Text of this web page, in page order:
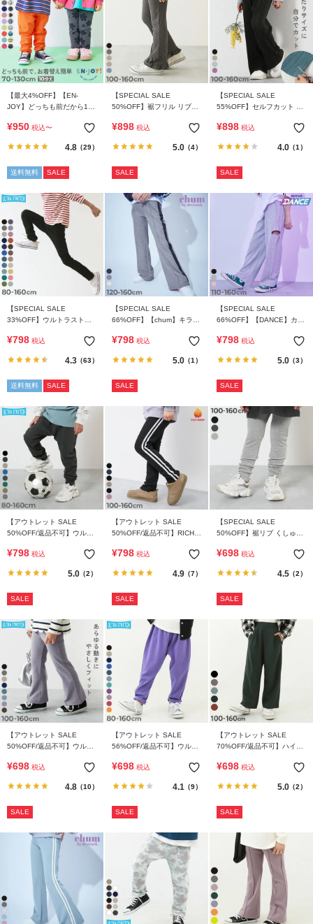
【最大4%OFF】【EN-
JOY】どっちも前だから1人
総柄 リブパンツ
¥950 税込〜
4.8（29）
送料無料 SALE
【SPECIAL SALE
50%OFF】裾フリル リブフ
¥898 税込
5.0（4）
SALE
【SPECIAL SALE
55%OFF】セルフカット プ
¥898 税込
4.0（1）
SALE
【SPECIAL SALE
33%OFF】ウルトラストレ
¥798 税込
4.3（63）
送料無料 SALE
【SPECIAL SALE
66%OFF】【chum】キラッ
パンツ
¥798 税込
5.0（1）
SALE
【SPECIAL SALE
66%OFF】【DANCE】カッ
ンツ
¥798 税込
5.0（3）
SALE
【アウトレット SALE
50%OFF/返品不可】ウルト
(やわらかタッチ)
¥798 税込
5.0（2）
SALE
【アウトレット SALE
50%OFF/返品不可】RICH
ンツ
¥798 税込
4.9（7）
SALE
【SPECIAL SALE
50%OFF】裾リブ くしゅく
¥698 税込
4.5（2）
SALE
【アウトレット SALE
50%OFF/返品不可】ウルト
ンツ(やわらかタッチ)
¥698 税込
4.8（10）
SALE
【アウトレット SALE
56%OFF/返品不可】ウルト
ツ(やわらかタッチ)
¥698 税込
4.1 （9）
SALE
【アウトレット SALE
70%OFF/返品不可】ハイウ
¥698 税込
5.0（2）
SALE